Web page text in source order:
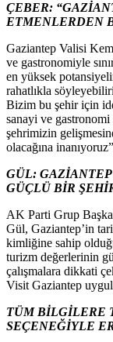
ÇEBER:
ETMENLERDEN
Gaziantep Valisi
ve gastronomiyle
en yüksek
rahatlıkla
Bizim bu şehir için
sanayi ve
şehrimizin
olacağına
GÜL:
GÜÇLÜ BİR
AK Parti Grup
Gül, Gaziantep’in
kimliğine sahip
turizm değerlerinin
çalışmalara dikkati
Visit Gaziantep
TÜM BİLGİLERE
SEÇENEĞİYLE